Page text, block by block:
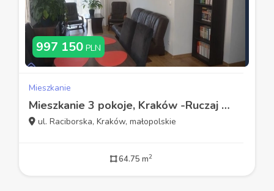
997 150 PLN
Mieszkanie
Mieszkanie 3 pokoje, Kraków -Ruczaj 64.75 m2
ul. Raciborska, Kraków, małopolskie
64.75 m2